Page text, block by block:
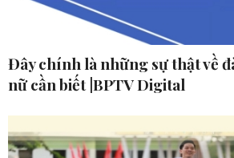
Đây chính là những sự thật về
nữ cần biết |BPTV Digital